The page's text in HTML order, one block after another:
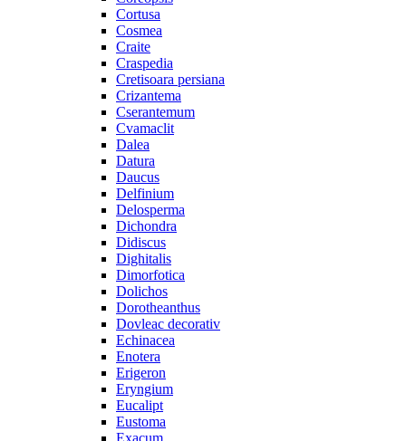
Cortusa
Cosmea
Craite
Craspedia
Cretisoara persiana
Crizantema
Cserantemum
Cvamaclit
Dalea
Datura
Daucus
Delfinium
Delosperma
Dichondra
Didiscus
Dighitalis
Dimorfotica
Dolichos
Dorotheanthus
Dovleac decorativ
Echinacea
Enotera
Erigeron
Eryngium
Eucalipt
Eustoma
Exacum